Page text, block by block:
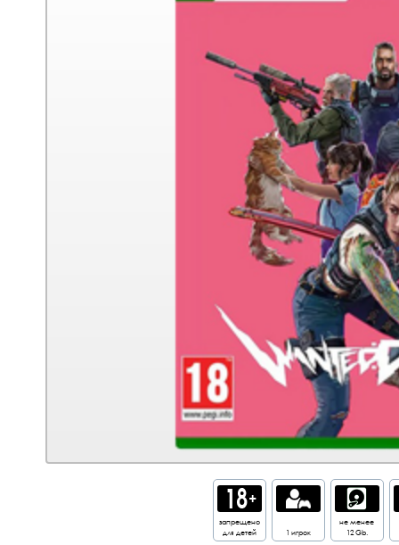
запрещено
для детей
1 игрок
не менее
12 Gb.